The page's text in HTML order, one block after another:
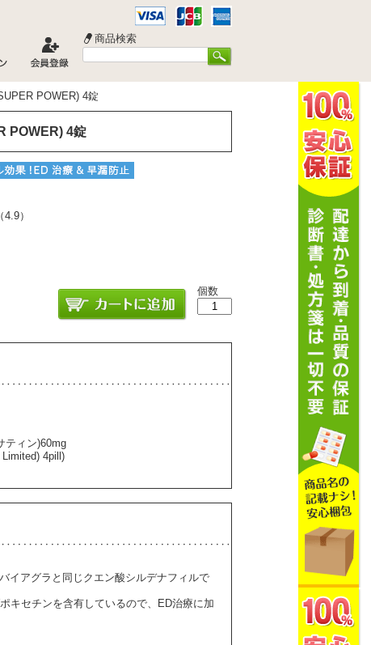
商品検索
POWER) 4錠
POWER) 4錠
4.9）
個数
ティン)60mg
4pill)
イアグラと同じクエン酸シルデナフィルで
キセチンを含有しているので、ED治療に加